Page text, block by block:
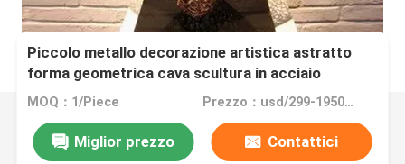
Piccolo metallo decorazione artistica astratto
forma geometrica cava scultura in acciaio
inossidabile
MOQ：1/Piece Prezzo：usd/299-19500/Piece
Miglior prezzo Contattici